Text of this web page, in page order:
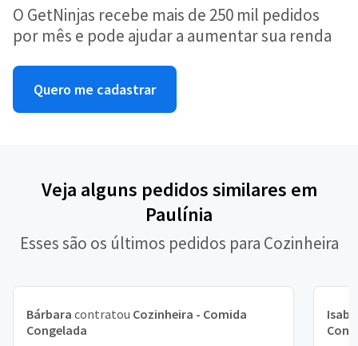
O GetNinjas recebe mais de 250 mil pedidos
por mês e pode ajudar a aumentar sua renda
Quero me cadastrar
Veja alguns pedidos similares em
Paulínia
Esses são os últimos pedidos para Cozinheira
Bárbara contratou Cozinheira - Comida
Congelada